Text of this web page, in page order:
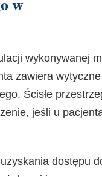
wykonywanej
zawiera
Ścisłe
jeśli u
dostępu